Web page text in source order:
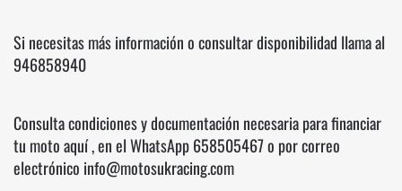
Si necesitas más información o consultar disponibilidad llama al
946858940
Consulta condiciones y documentación necesaria para financiar
tu motoaquí, en el WhatsApp658505467o por correo
electrónico info@motosukracing.com